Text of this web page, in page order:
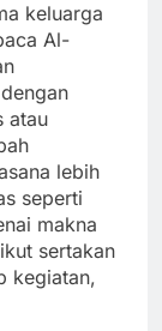
keluarga
Al-
atau
lebih
seperti
makna
sertakan
kegiatan,